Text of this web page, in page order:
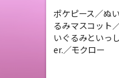
ポケピース／ぬ
るみマスコット
いぐるみといっ
er.／モクロー